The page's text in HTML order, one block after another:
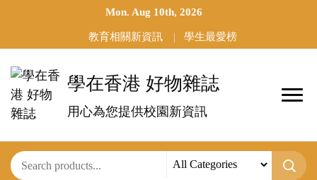
Mon. Aug 10th, 2026
教育相關新資訊 學生最愛榜
學在香港 好物雜誌
用心為您提供校園新資訊